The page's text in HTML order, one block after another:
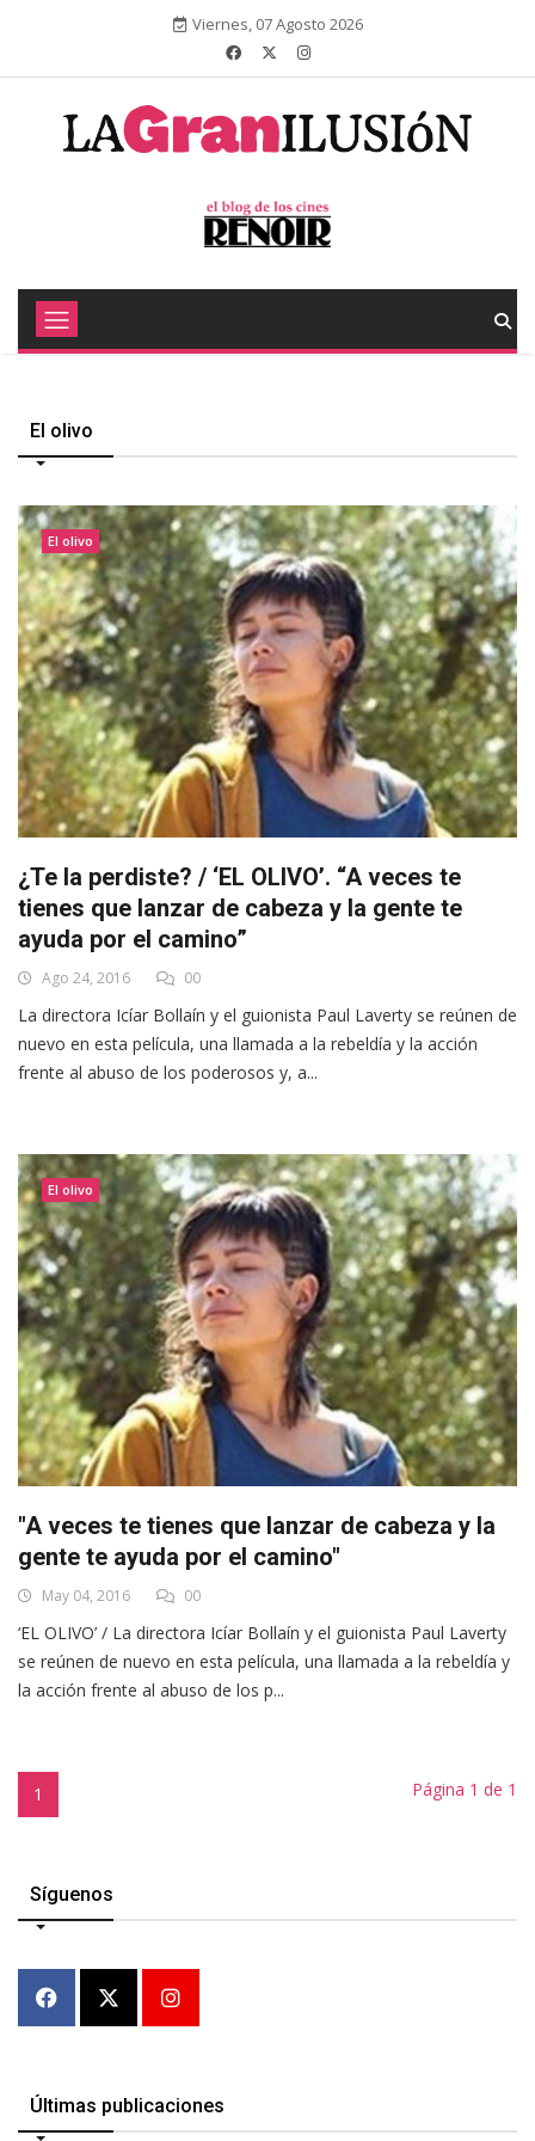
Viernes, 07 Agosto 2026
El olivo
El olivo
¿Te la perdiste? / ‘EL OLIVO’. “A veces te
tienes que lanzar de cabeza y la gente te
ayuda por el camino”
Ago 24, 2016 00
La directora Icíar Bollaín y el guionista Paul Laverty se reúnen de
nuevo en esta película, una llamada a la rebeldía y la acción
frente al abuso de los poderosos y, a...
El olivo
"A veces te tienes que lanzar de cabeza y la
gente te ayuda por el camino"
May 04, 2016 00
‘EL OLIVO’ / La directora Icíar Bollaín y el guionista Paul Laverty
se reúnen de nuevo en esta película, una llamada a la rebeldía y
la acción frente al abuso de los p...
1 Página 1 de 1
Síguenos
Últimas publicaciones